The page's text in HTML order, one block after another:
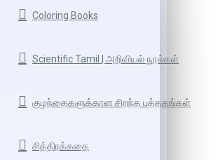
Coloring Books
Scientific Tamil | அறிவியல் நூல்கள்
குழந்தைகளுக்கான சிறந்த புத்தகங்கள்
சித்திரக்கதை